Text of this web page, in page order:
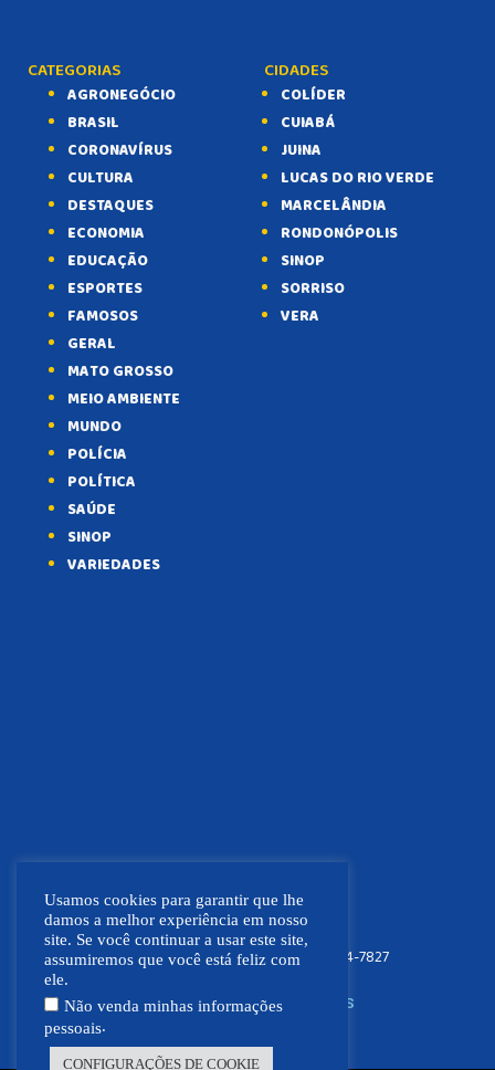
CATEGORIAS
AGRONEGÓCIO
BRASIL
CORONAVÍRUS
CULTURA
DESTAQUES
ECONOMIA
EDUCAÇÃO
ESPORTES
FAMOSOS
GERAL
MATO GROSSO
MEIO AMBIENTE
MUNDO
POLÍCIA
POLÍTICA
SAÚDE
SINOP
VARIEDADES
CIDADES
COLÍDER
CUIABÁ
JUINA
LUCAS DO RIO VERDE
MARCELÂNDIA
RONDONÓPOLIS
SINOP
SORRISO
VERA
FOCO NEWS MT (66) 9.9664-7827
SIGA NOSSAS REDES SOCIAIS
Usamos cookies para garantir que lhe
damos a melhor experiência em nosso
site. Se você continuar a usar este site,
assumiremos que você está feliz com
ele.
Não venda minhas informações
pessoais.
CONFIGURAÇÕES DE COOKIE